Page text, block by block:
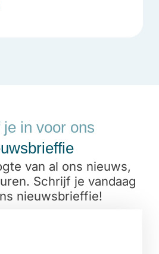
je in voor ons
van al ons nieuws,
Schrijf je vandaag
nieuwsbrieffie!